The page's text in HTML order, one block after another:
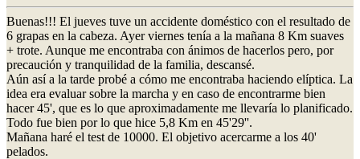
Buenas!!! El jueves tuve un accidente doméstico con el resultado de
6 grapas en la cabeza. Ayer viernes tenía a la mañana 8 Km suaves
+ trote. Aunque me encontraba con ánimos de hacerlos pero, por
precaución y tranquilidad de la familia, descansé.
Aún así a la tarde probé a cómo me encontraba haciendo elíptica. La
idea era evaluar sobre la marcha y en caso de encontrarme bien
hacer 45', que es lo que aproximadamente me llevaría lo planificado.
Todo fue bien por lo que hice 5,8 Km en 45'29''.
Mañana haré el test de 10000. El objetivo acercarme a los 40'
pelados.